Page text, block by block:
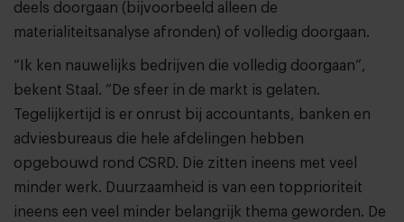
deels doorgaan (bijvoorbeeld alleen de
materialiteitsanalyse afronden) of volledig doorgaan.
“Ik ken nauwelijks bedrijven die volledig doorgaan”,
bekent Staal. “De sfeer in de markt is gelaten.
Tegelijkertijd is er onrust bij accountants, banken en
adviesbureaus die hele afdelingen hebben
opgebouwd rond CSRD. Die zitten ineens met veel
minder werk. Duurzaamheid is van een topprioriteit
ineens een veel minder belangrijk thema geworden. De